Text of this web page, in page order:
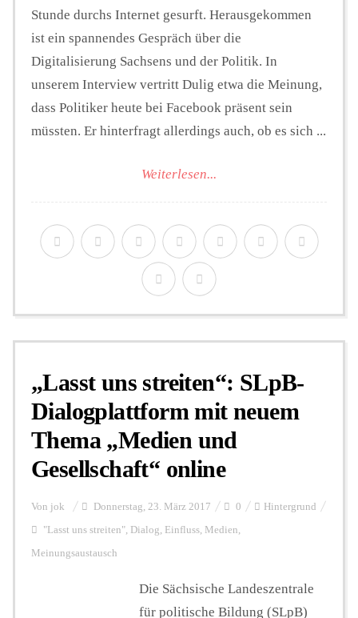
Stunde durchs Internet gesurft. Herausgekommen
ist ein spannendes Gespräch über die
Digitalisierung Sachsens und der Politik. In
unserem Interview vertritt Dulig etwa die Meinung,
dass Politiker heute bei Facebook präsent sein
müssten. Er hinterfragt allerdings auch, ob es sich ...
Weiterlesen...
„Lasst uns streiten“: SLpB-
Dialogplattform mit neuem
Thema „Medien und
Gesellschaft“ online
Von jok Donnerstag, 23. März 2017 0 Hintergrund
"Lasst uns streiten", Dialog, Einfluss, Medien,
Meinungsaustausch
Die Sächsische Landeszentrale
für politische Bildung (SLpB)